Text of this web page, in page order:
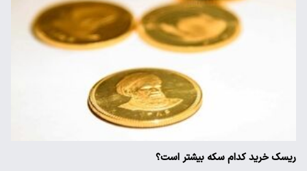
ریسک خرید کدام سکه بیشتر است؟